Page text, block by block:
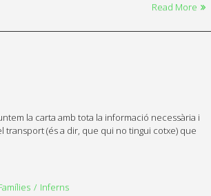
Read More
la carta amb tota la informació necessària i
(és a dir, que qui no tingui cotxe) que
Inferns